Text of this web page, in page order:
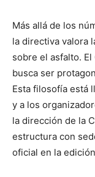
Más allá de los
la directiva valora
sobre el asfalto.
busca ser
Esta filosofía está
y a los
la dirección de la
estructura con
oficial en la